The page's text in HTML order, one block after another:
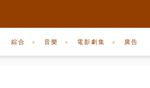
綜合 音樂 電影劇集 廣告